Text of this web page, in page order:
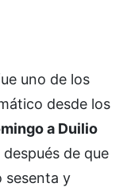
uno de los
desde los
a Duilio
de que
sesenta y